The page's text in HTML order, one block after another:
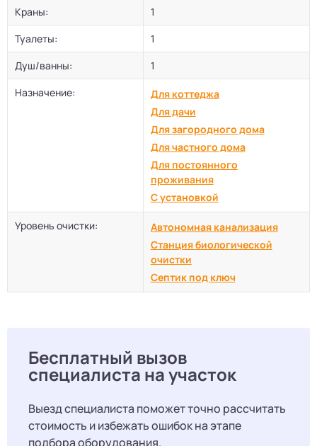
Краны:
1
Туалеты:
1
Душ/ванны:
1
Назначение:
Для коттеджа
Для дачи
Для загородного дома
Для частного дома
Для постоянного
проживания
С установкой
Уровень очистки:
Автономная канализация
Станция биологической
очистки
Септик под ключ
Бесплатный вызов
специалиста на участок
Выезд специалиста поможет точно рассчитать
стоимость и избежать ошибок на этапе
подбора оборудования.